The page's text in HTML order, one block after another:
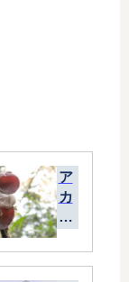
ア
カ
ゲ
ク